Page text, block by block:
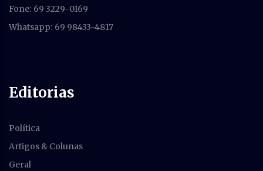
Fone: 69 3229-0169
Whatsapp: 69 98433-4817
Editorias
Política
Artigos & Colunas
Geral